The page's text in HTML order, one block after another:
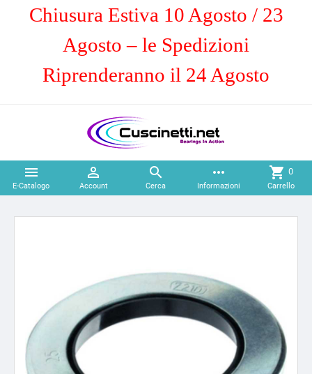
Chiusura Estiva 10 Agosto / 23
Agosto – le Spedizioni
Riprenderanno il 24 Agosto

E-Catalogo

Account

Cerca
more_horiz
Informazioni
shopping_cart 0
Carrello